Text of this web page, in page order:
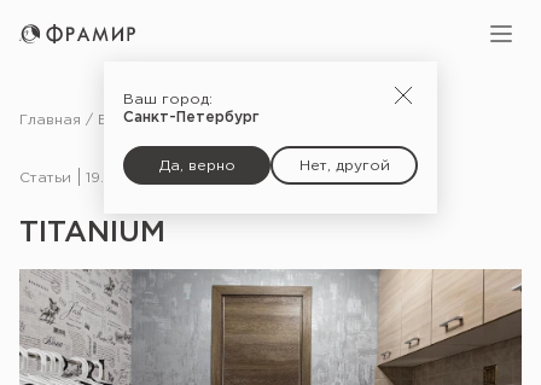
Ваш город:
Санкт-Петербург
Да, верно Нет, другой
Главная Блог Статьи TITANIUM
Статьи 19.09.21
TITANIUM